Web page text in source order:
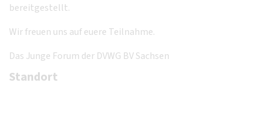
bereitgestellt.
Wir freuen uns auf euere Teilnahme.
Das Junge Forum der DVWG BV Sachsen
Standort